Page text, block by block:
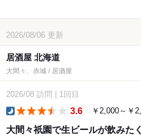
2026/08/06 更新
居酒屋 北海道
大間々、赤城 / 居酒屋
2026/08 訪問 1回目
3.6 ￥2,000～￥
大間々祇園で生ビールが飲みた